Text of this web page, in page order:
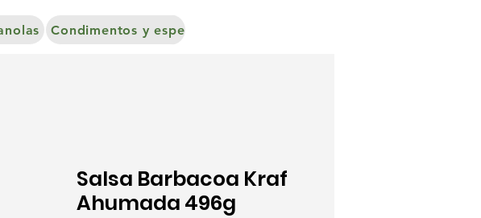
Condimentos y especias
Salsa Barbacoa Kraf
Ahumada 496g